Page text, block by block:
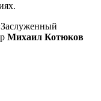
Михаил Котюков